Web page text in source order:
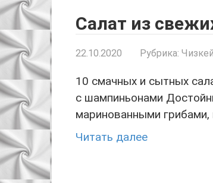
Салат из
22.10.2020 Рубрика:
10 смачных и сытных
с шампиньонами
маринованными
Читать далее